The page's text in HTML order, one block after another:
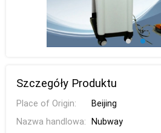
Szczegóły Produktu
Place of Origin:
Beijing
Nazwa handlowa:
Nubway